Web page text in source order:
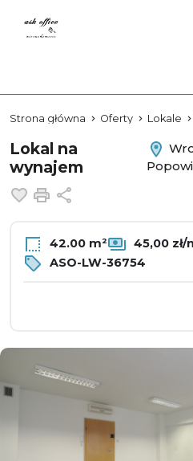
Strona główna Oferty Lokale
Lokal na
wynajem
Dodaj do ulubionych
Drukuj
42.00 m² 45,00 zł/
ASO-LW-36754